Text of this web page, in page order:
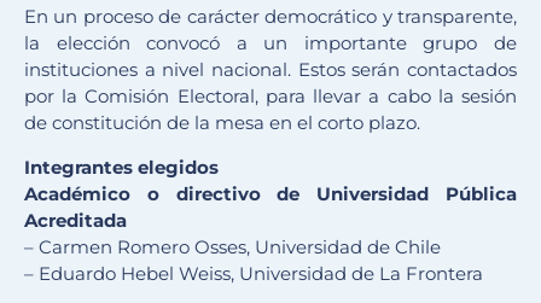
En un proceso de carácter democrático y transparente,
la elección convocó a un importante grupo de
instituciones a nivel nacional. Estos serán contactados
por la Comisión Electoral, para llevar a cabo la sesión
de constitución de la mesa en el corto plazo.
Integrantes elegidos
Académico o directivo de Universidad Pública
Acreditada
– Carmen Romero Osses, Universidad de Chile
– Eduardo Hebel Weiss, Universidad de La Frontera